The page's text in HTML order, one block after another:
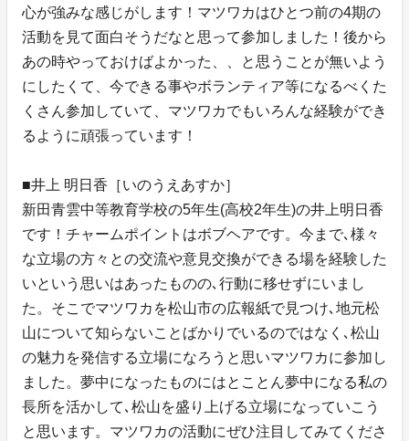
心が強みな感じがします！マツワカはひとつ前の4期の
活動を見て面白そうだなと思って参加しました！後から
あの時やっておけばよかった、、と思うことが無いよう
にしたくて、今できる事やボランティア等になるべくた
くさん参加していて、マツワカでもいろんな経験ができ
るように頑張っています！
■井上 明日香［いのうえあすか］
新田青雲中等教育学校の5年生(高校2年生)の井上明日香
です！チャームポイントはボブヘアです。今まで､様々
な立場の方々との交流や意見交換ができる場を経験した
いという思いはあったものの､行動に移せずにいまし
た。そこでマツワカを松山市の広報紙で見つけ､地元松
山について知らないことばかりでいるのではなく､松山
の魅力を発信する立場になろうと思いマツワカに参加し
ました。夢中になったものにはとことん夢中になる私の
長所を活かして､松山を盛り上げる立場になっていこう
と思います。マツワカの活動にぜひ注目してみてくださ